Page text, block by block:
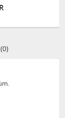
(0)